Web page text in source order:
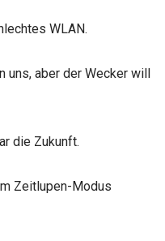
WLAN.
aber der Wecker will
die Zukunft.
Zeitlupen-Modus